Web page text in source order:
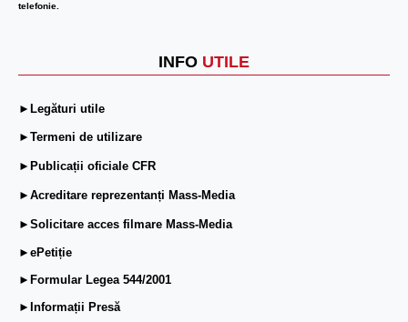
telefonie.
INFO UTILE
►Legături utile
►Termeni de utilizare
►Publicații oficiale CFR
►Acreditare reprezentanți Mass-Media
►Solicitare acces filmare Mass-Media
►ePetiție
►Formular Legea 544/2001
►Informații Presă